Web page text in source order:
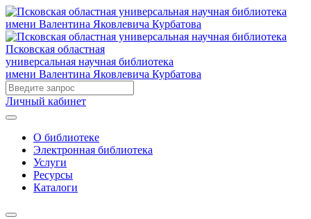
Псковская областная
универсальная научная библиотека
имени Валентина Яковлевича Курбатова
Личный кабинет
О библиотеке
Электронная библиотека
Услуги
Ресурсы
Каталоги